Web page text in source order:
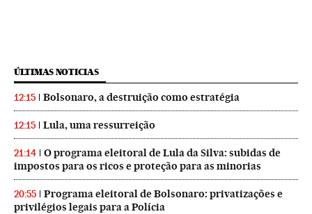
ÚLTIMAS NOTICIAS
12:15 Bolsonaro, a destruição como estratégia
12:15 Lula, uma ressurreição
21:14
O programa eleitoral de Lula da Silva: subidas de
impostos para os ricos e proteção para as minorias
20:55
Programa eleitoral de Bolsonaro: privatizações e
privilégios legais para a Polícia